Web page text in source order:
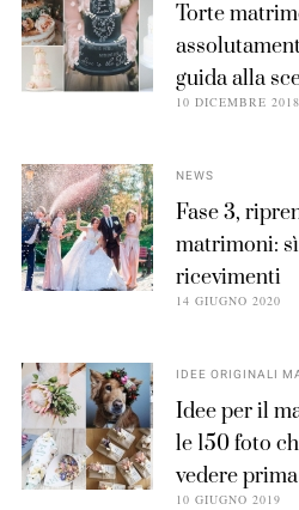
Torte
guida alla
10 DICEMBRE 2018
NEWS
Fase 3,
matrimoni:
ricevimenti
14 GIUGNO 2020
IDEE ORIGINALI
Idee per il
le 150 foto
vedere
10 GIUGNO 2019